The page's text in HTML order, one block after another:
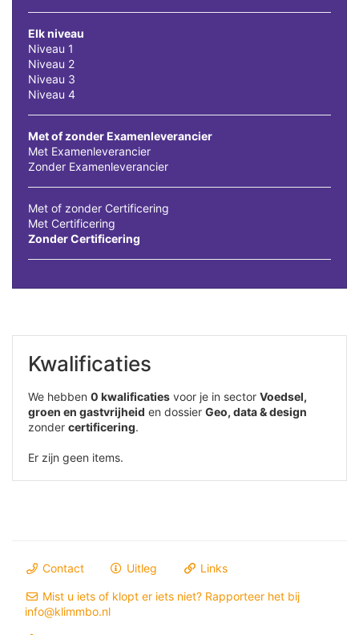
Elk niveau
Niveau 1
Niveau 2
Niveau 3
Niveau 4
Met of zonder Examenleverancier
Met Examenleverancier
Zonder Examenleverancier
Met of zonder Certificering
Met Certificering
Zonder Certificering
Kwalificaties
We hebben 0 kwalificaties voor je in sector Voedsel,
groen en gastvrijheid en dossier Geo, data & design
zonder certificering.
Er zijn geen items.
Contact Uitleg Links
Mist u iets of klopt er iets niet? Rapporteer het bij
info@klimmbo.nl